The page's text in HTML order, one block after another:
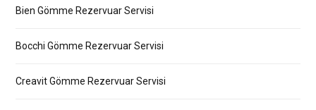
Bien Gömme Rezervuar Servisi
Bocchi Gömme Rezervuar Servisi
Creavit Gömme Rezervuar Servisi